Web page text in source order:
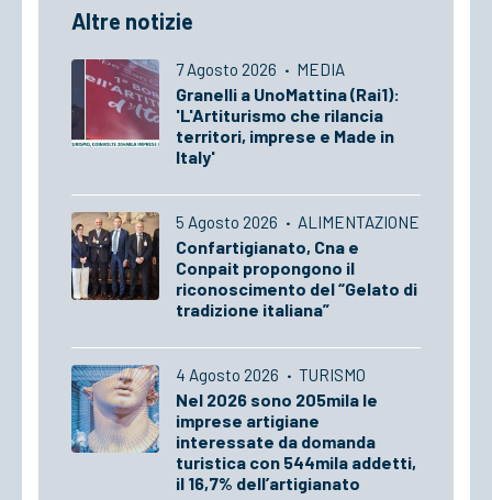
Altre notizie
7 Agosto 2026 · MEDIA
Granelli a UnoMattina (Rai1):
'L'Artiturismo che rilancia
territori, imprese e Made in
Italy'
5 Agosto 2026 · ALIMENTAZIONE
Confartigianato, Cna e
Conpait propongono il
riconoscimento del “Gelato di
tradizione italiana”
4 Agosto 2026 · TURISMO
Nel 2026 sono 205mila le
imprese artigiane
interessate da domanda
turistica con 544mila addetti,
il 16,7% dell’artigianato